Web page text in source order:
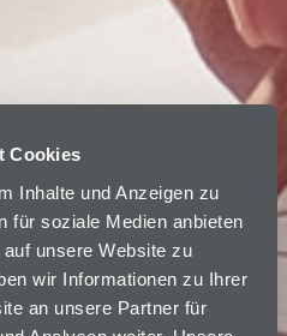
Cookies
Inhalte und Anzeigen zu
für soziale Medien anbieten
unsere Website zu
wir Informationen zu Ihrer
an unsere Partner für